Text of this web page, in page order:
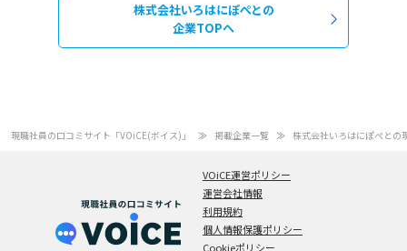
株式会社いろはにぽぺとの
企業TOPへ
現職社員の口コミサイト「VOiCE(ボイス)」 掲載企業一覧 株式会社いろはにぽぺとの
VOiCE運営ポリシー
運営会社情報
利用規約
個人情報保護ポリシー
Cookieポリシー